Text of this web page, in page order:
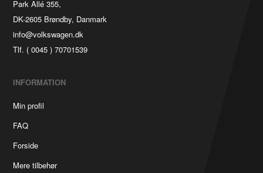
Park Allé 355,
DK-2605 Brøndby, Danmark
info@volkswagen.dk
Tlf. ( 0045 ) 70701539
INFORMATION
Min profil
FAQ
Forside
Mere tilbehør